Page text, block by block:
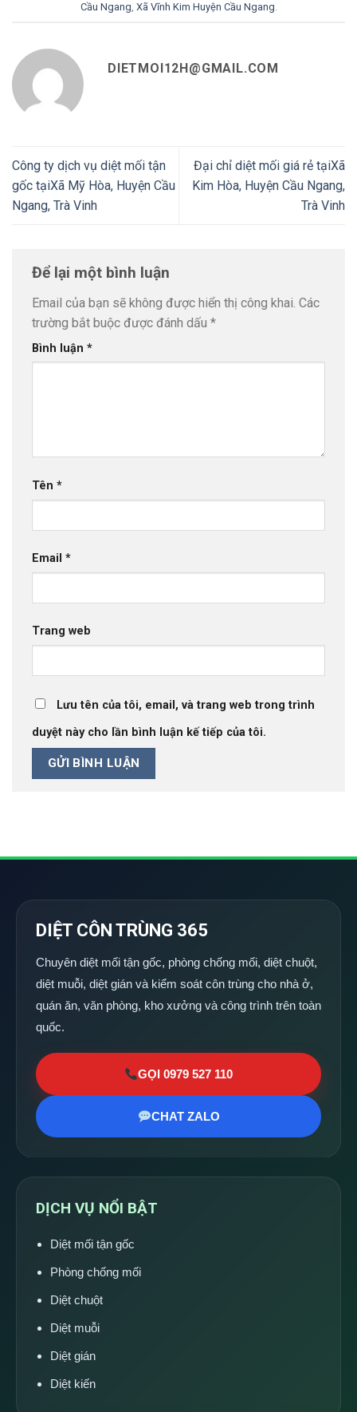
Cầu Ngang, Xã Vĩnh Kim Huyện Cầu Ngang.
DIETMOI12H@GMAIL.COM
Công ty dịch vụ diệt mối tận
gốc tạiXã Mỹ Hòa, Huyện Cầu
Ngang, Trà Vinh
Đại chỉ diệt mối giá rẻ tạiXã
Kim Hòa, Huyện Cầu Ngang,
Trà Vinh
Để lại một bình luận
Email của bạn sẽ không được hiển thị công khai. Các
trường bắt buộc được đánh dấu *
Bình luận *
Tên *
Email *
Trang web
Lưu tên của tôi, email, và trang web trong trình
duyệt này cho lần bình luận kế tiếp của tôi.
DIỆT CÔN TRÙNG 365
Chuyên diệt mối tận gốc, phòng chống mối, diệt chuột,
diệt muỗi, diệt gián và kiểm soát côn trùng cho nhà ở,
quán ăn, văn phòng, kho xưởng và công trình trên toàn
quốc.
GỌI 0979 527 110
CHAT ZALO
DỊCH VỤ NỔI BẬT
Diệt mối tận gốc
Phòng chống mối
Diệt chuột
Diệt muỗi
Diệt gián
Diệt kiến